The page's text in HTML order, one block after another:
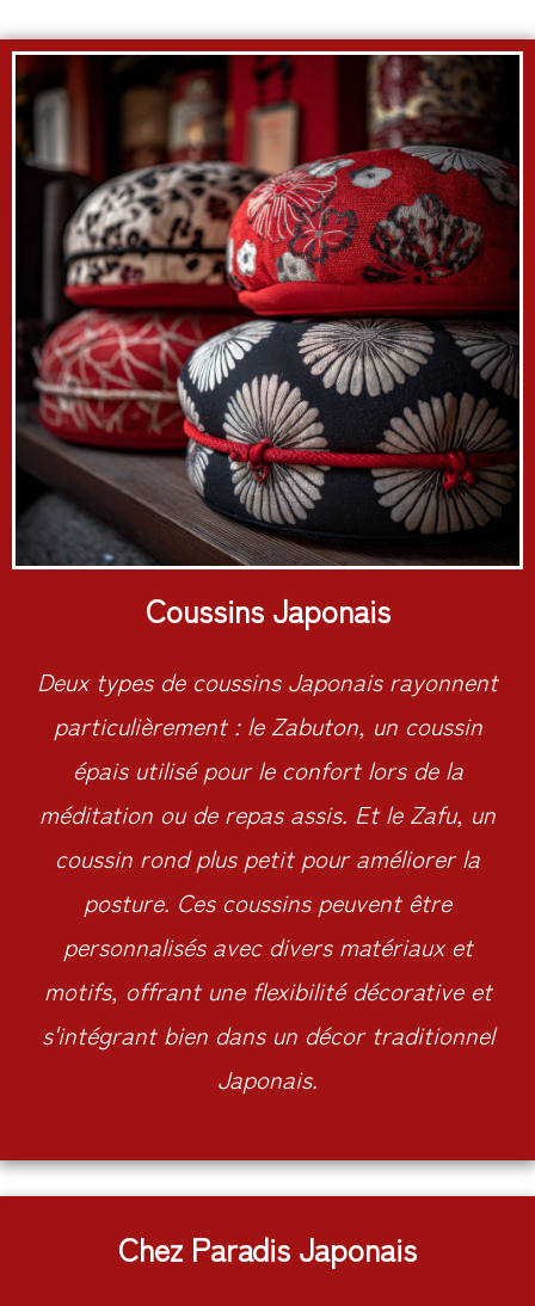
Coussins Japonais
Deux types de coussins Japonais rayonnent
particulièrement : le Zabuton, un coussin
épais utilisé pour le confort lors de la
méditation ou de repas assis. Et le Zafu, un
coussin rond plus petit pour améliorer la
posture. Ces coussins peuvent être
personnalisés avec divers matériaux et
motifs, offrant une flexibilité décorative et
s'intégrant bien dans un décor traditionnel
Japonais.
Chez Paradis Japonais